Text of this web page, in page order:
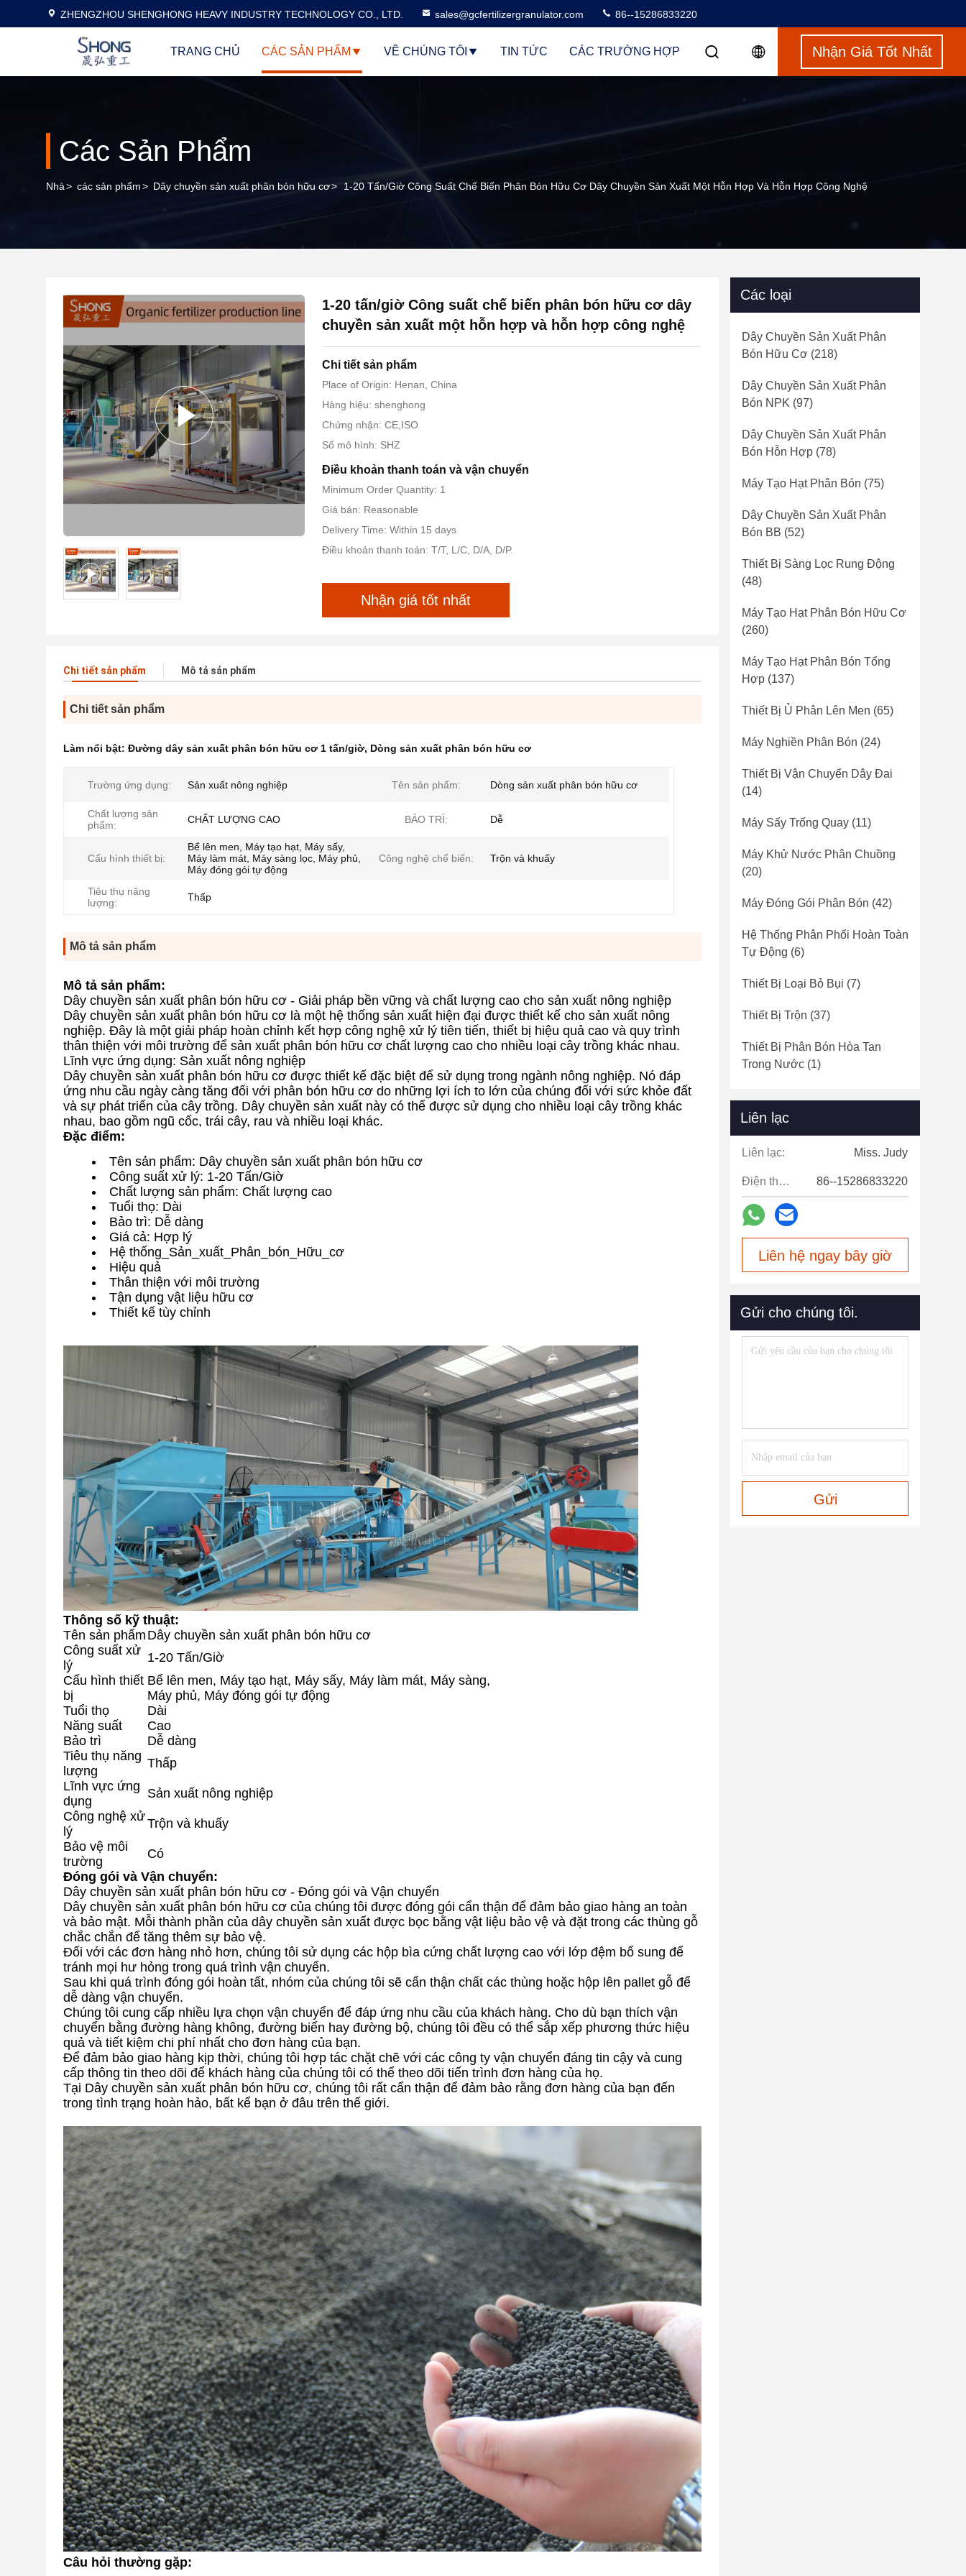
ZHENGZHOU SHENGHONG HEAVY INDUSTRY TECHNOLOGY CO., LTD. sales@gcfertilizergranulator.com 86--15286833220
TRANG CHỦ CÁC SẢN PHẨM VỀ CHÚNG TÔI TIN TỨC CÁC TRƯỜNG HỢP Nhận Giá Tốt Nhất
Các Sản Phẩm
Nhà> các sản phẩm> Dây chuyền sản xuất phân bón hữu cơ> 1-20 Tấn/giờ Công Suất Chế Biến Phân Bón Hữu Cơ Dây Chuyền Sản Xuất Một Hỗn Hợp Và Hỗn Hợp Công Nghệ
1-20 tấn/giờ Công suất chế biến phân bón hữu cơ dây
chuyền sản xuất một hỗn hợp và hỗn hợp công nghệ
Chi tiết sản phẩm
Place of Origin: Henan, China
Hàng hiệu: shenghong
Chứng nhận: CE,ISO
Số mô hình: SHZ
Điều khoản thanh toán và vận chuyển
Minimum Order Quantity: 1
Giá bán: Reasonable
Delivery Time: Within 15 days
Điều khoản thanh toán: T/T, L/C, D/A, D/P.
Nhận giá tốt nhất
Chi tiết sản phẩm Mô tả sản phẩm
Chi tiết sản phẩm
Làm nổi bật: Đường dây sản xuất phân bón hữu cơ 1 tấn/giờ, Dòng sản xuất phân bón hữu cơ
Trường ứng dụng: Sản xuất nông nghiệp Tên sản phẩm: Dòng sản xuất phân bón hữu cơ
Chất lượng sản
phẩm:
CHẤT LƯỢNG CAO BẢO TRÌ: Dễ
Cấu hình thiết bị:
Bể lên men, Máy tạo hạt, Máy sấy,
Máy làm mát, Máy sàng lọc, Máy phủ,
Máy đóng gói tự động
Công nghệ chế biến: Trộn và khuấy
Tiêu thụ năng
lượng:
Thấp
Mô tả sản phẩm
Mô tả sản phẩm:
Dây chuyền sản xuất phân bón hữu cơ - Giải pháp bền vững và chất lượng cao cho sản xuất nông nghiệp
Dây chuyền sản xuất phân bón hữu cơ là một hệ thống sản xuất hiện đại được thiết kế cho sản xuất nông
nghiệp. Đây là một giải pháp hoàn chỉnh kết hợp công nghệ xử lý tiên tiến, thiết bị hiệu quả cao và quy trình
thân thiện với môi trường để sản xuất phân bón hữu cơ chất lượng cao cho nhiều loại cây trồng khác nhau.
Lĩnh vực ứng dụng: Sản xuất nông nghiệp
Dây chuyền sản xuất phân bón hữu cơ được thiết kế đặc biệt để sử dụng trong ngành nông nghiệp. Nó đáp
ứng nhu cầu ngày càng tăng đối với phân bón hữu cơ do những lợi ích to lớn của chúng đối với sức khỏe đất
và sự phát triển của cây trồng. Dây chuyền sản xuất này có thể được sử dụng cho nhiều loại cây trồng khác
nhau, bao gồm ngũ cốc, trái cây, rau và nhiều loại khác.
Đặc điểm:
Tên sản phẩm: Dây chuyền sản xuất phân bón hữu cơ
Công suất xử lý: 1-20 Tấn/Giờ
Chất lượng sản phẩm: Chất lượng cao
Tuổi thọ: Dài
Bảo trì: Dễ dàng
Giá cả: Hợp lý
Hệ thống_Sản_xuất_Phân_bón_Hữu_cơ
Hiệu quả
Thân thiện với môi trường
Tận dụng vật liệu hữu cơ
Thiết kế tùy chỉnh
Thông số kỹ thuật:
Tên sản phẩm Dây chuyền sản xuất phân bón hữu cơ
Công suất xử
lý
1-20 Tấn/Giờ
Cấu hình thiết
bị
Bể lên men, Máy tạo hạt, Máy sấy, Máy làm mát, Máy sàng,
Máy phủ, Máy đóng gói tự động
Tuổi thọ
Dài
Năng suất
Cao
Bảo trì
Dễ dàng
Tiêu thụ năng
lượng
Thấp
Lĩnh vực ứng
dụng
Sản xuất nông nghiệp
Công nghệ xử
lý
Trộn và khuấy
Bảo vệ môi
trường
Có
Đóng gói và Vận chuyển:
Dây chuyền sản xuất phân bón hữu cơ - Đóng gói và Vận chuyển
Dây chuyền sản xuất phân bón hữu cơ của chúng tôi được đóng gói cẩn thận để đảm bảo giao hàng an toàn
và bảo mật. Mỗi thành phần của dây chuyền sản xuất được bọc bằng vật liệu bảo vệ và đặt trong các thùng gỗ
chắc chắn để tăng thêm sự bảo vệ.
Đối với các đơn hàng nhỏ hơn, chúng tôi sử dụng các hộp bìa cứng chất lượng cao với lớp đệm bổ sung để
tránh mọi hư hỏng trong quá trình vận chuyển.
Sau khi quá trình đóng gói hoàn tất, nhóm của chúng tôi sẽ cẩn thận chất các thùng hoặc hộp lên pallet gỗ để
dễ dàng vận chuyển.
Chúng tôi cung cấp nhiều lựa chọn vận chuyển để đáp ứng nhu cầu của khách hàng. Cho dù bạn thích vận
chuyển bằng đường hàng không, đường biển hay đường bộ, chúng tôi đều có thể sắp xếp phương thức hiệu
quả và tiết kiệm chi phí nhất cho đơn hàng của bạn.
Để đảm bảo giao hàng kịp thời, chúng tôi hợp tác chặt chẽ với các công ty vận chuyển đáng tin cậy và cung
cấp thông tin theo dõi để khách hàng của chúng tôi có thể theo dõi tiến trình đơn hàng của họ.
Tại Dây chuyền sản xuất phân bón hữu cơ, chúng tôi rất cẩn thận để đảm bảo rằng đơn hàng của bạn đến
trong tình trạng hoàn hảo, bất kể bạn ở đâu trên thế giới.
Câu hỏi thường gặp:
Các loại
Dây Chuyền Sản Xuất Phân
Bón Hữu Cơ (218)
Dây Chuyền Sản Xuất Phân
Bón NPK (97)
Dây Chuyền Sản Xuất Phân
Bón Hỗn Hợp (78)
Máy Tạo Hạt Phân Bón (75)
Dây Chuyền Sản Xuất Phân
Bón BB (52)
Thiết Bị Sàng Lọc Rung Động
(48)
Máy Tạo Hạt Phân Bón Hữu Cơ
(260)
Máy Tạo Hạt Phân Bón Tổng
Hợp (137)
Thiết Bị Ủ Phân Lên Men (65)
Máy Nghiền Phân Bón (24)
Thiết Bị Vận Chuyển Dây Đai
(14)
Máy Sấy Trống Quay (11)
Máy Khử Nước Phân Chuồng
(20)
Máy Đóng Gói Phân Bón (42)
Hệ Thống Phân Phối Hoàn Toàn
Tự Động (6)
Thiết Bị Loại Bỏ Bụi (7)
Thiết Bị Trộn (37)
Thiết Bị Phân Bón Hòa Tan
Trong Nước (1)
Liên lạc
Liên lạc: Miss. Judy
Điện thoại: 86--15286833220
Liên hệ ngay bây giờ
Gửi cho chúng tôi.
Gửi